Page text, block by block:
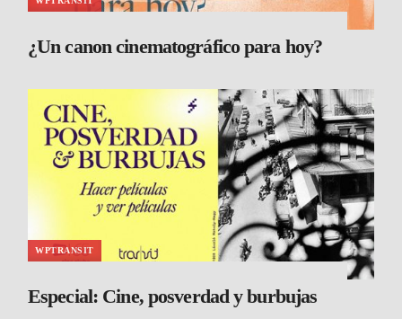
¿Un canon cinematográfico para hoy?
WPTRANSIT
Especial: Cine, posverdad y burbujas